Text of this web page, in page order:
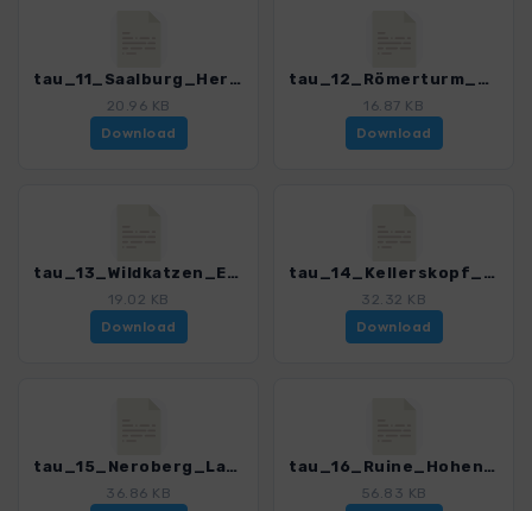
tau_11_Saalburg_Herzberg_4590_6.gpx
20.96 KB
Download
tau_12_Römerturm_4590_6.gpx
16.87 KB
Download
tau_13_Wildkatzen_Erlebnispfad_4590_6.gpx
19.02 KB
Download
tau_14_Kellerskopf_4590_6.gpx
32.32 KB
Download
tau_15_Neroberg_Lagdschloss_Platte_4590_6.gpx
36.86 KB
tau_16_Ruine_Hohenstein_4590_6.gpx
56.83 KB